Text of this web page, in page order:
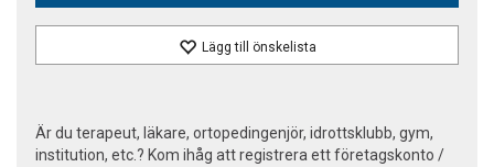
Lägg till önskelista
Är du terapeut, läkare, ortopedingenjör, idrottsklubb, gym,
institution, etc.? Kom ihåg att registrera ett företagskonto /